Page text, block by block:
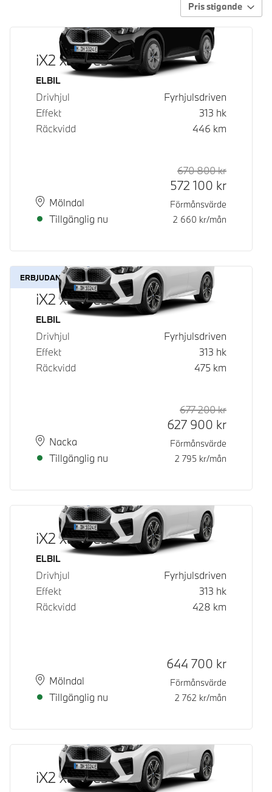
Pris stigande
iX2 xDrive30
Bränsle
ELBIL
Drivhjul
Fyrhjulsdriven
Effekt
313 hk
Räckvidd
446 km
PlatsMölndal
Leveranstid
Tillgänglig nu
Rek. ord
670 800kr
572 100 kr
Förmånsvärde
2 660 kr/mån
ERBJUDANDE
iX2 xDrive30
Bränsle
ELBIL
Drivhjul
Fyrhjulsdriven
Effekt
313 hk
Räckvidd
475 km
PlatsNacka
Leveranstid
Tillgänglig nu
Rek. ord
677 200kr
627 900 kr
Förmånsvärde
2 795 kr/mån
iX2 xDrive30
Bränsle
ELBIL
Drivhjul
Fyrhjulsdriven
Effekt
313 hk
Räckvidd
428 km
PlatsMölndal
Leveranstid
Tillgänglig nu
Kontantpris
644 700 kr
Förmånsvärde
2 762 kr/mån
iX2 xDrive30